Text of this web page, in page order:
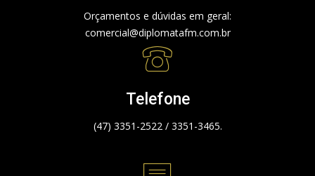
Orçamentos e dúvidas em geral:
comercial@diplomatafm.com.br
Telefone
(47) 3351-2522 / 3351-3465.